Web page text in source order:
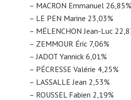
– MACRON Emmanuel 26,85%
– LE PEN Marine 23,03%
– MÉLENCHON Jean-Luc
– ZEMMOUR Éric 7,06%
– JADOT Yannick 6,01%
– PÉCRESSE Valérie 4,25%
– LASSALLE Jean 2,53%
– ROUSSEL Fabien 2,19%